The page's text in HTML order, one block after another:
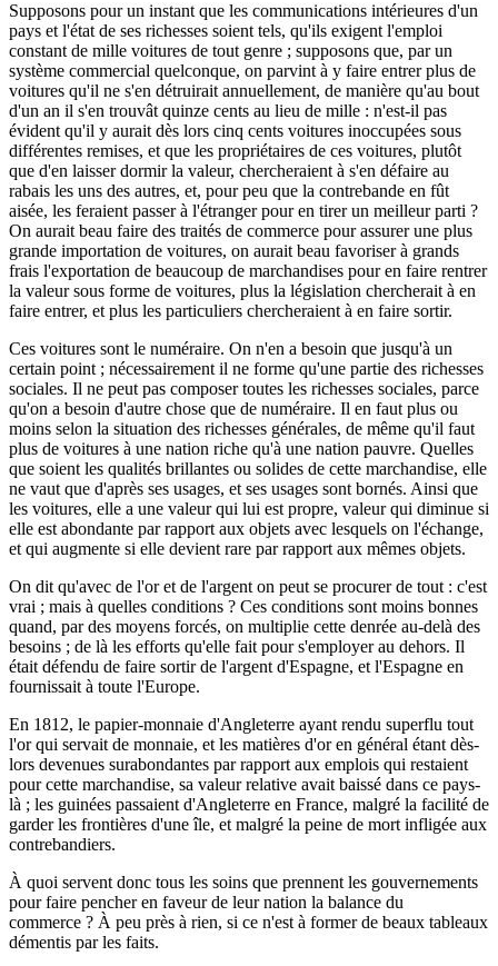
Supposons pour un instant que les communications intérieures d'un
pays et l'état de ses richesses soient tels, qu'ils exigent l'emploi
constant de mille voitures de tout genre ; supposons que, par un
système commercial quelconque, on parvint à y faire entrer plus de
voitures qu'il ne s'en détruirait annuellement, de manière qu'au bout
d'un an il s'en trouvât quinze cents au lieu de mille : n'est-il pas
évident qu'il y aurait dès lors cinq cents voitures inoccupées sous
différentes remises, et que les propriétaires de ces voitures, plutôt
que d'en laisser dormir la valeur, chercheraient à s'en défaire au
rabais les uns des autres, et, pour peu que la contrebande en fût
aisée, les feraient passer à l'étranger pour en tirer un meilleur parti ?
On aurait beau faire des traités de commerce pour assurer une plus
grande importation de voitures, on aurait beau favoriser à grands
frais l'exportation de beaucoup de marchandises pour en faire rentrer
la valeur sous forme de voitures, plus la législation chercherait à en
faire entrer, et plus les particuliers chercheraient à en faire sortir.
Ces voitures sont le numéraire. On n'en a besoin que jusqu'à un
certain point ; nécessairement il ne forme qu'une partie des richesses
sociales. Il ne peut pas composer toutes les richesses sociales, parce
qu'on a besoin d'autre chose que de numéraire. Il en faut plus ou
moins selon la situation des richesses générales, de même qu'il faut
plus de voitures à une nation riche qu'à une nation pauvre. Quelles
que soient les qualités brillantes ou solides de cette marchandise, elle
ne vaut que d'après ses usages, et ses usages sont bornés. Ainsi que
les voitures, elle a une valeur qui lui est propre, valeur qui diminue si
elle est abondante par rapport aux objets avec lesquels on l'échange,
et qui augmente si elle devient rare par rapport aux mêmes objets.
On dit qu'avec de l'or et de l'argent on peut se procurer de tout : c'est
vrai ; mais à quelles conditions ? Ces conditions sont moins bonnes
quand, par des moyens forcés, on multiplie cette denrée au-delà des
besoins ; de là les efforts qu'elle fait pour s'employer au dehors. Il
était défendu de faire sortir de l'argent d'Espagne, et l'Espagne en
fournissait à toute l'Europe.
En 1812, le papier-monnaie d'Angleterre ayant rendu superflu tout
l'or qui servait de monnaie, et les matières d'or en général étant dès-
lors devenues surabondantes par rapport aux emplois qui restaient
pour cette marchandise, sa valeur relative avait baissé dans ce pays-
là ; les guinées passaient d'Angleterre en France, malgré la facilité de
garder les frontières d'une île, et malgré la peine de mort infligée aux
contrebandiers.
À quoi servent donc tous les soins que prennent les gouvernements
pour faire pencher en faveur de leur nation la balance du
commerce ? À peu près à rien, si ce n'est à former de beaux tableaux
démentis par les faits.